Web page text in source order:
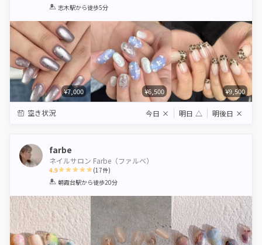
1 2 3 4 5
志木駅から徒歩5分
¥7,000 ¥6,500 ¥9,500
空き状況 今日 × 明日 △ 明後日 ×
farbe
ネイルサロン Farbe（ファルベ）
4.9
1 2 3 4 5
(17件)
朝霞台駅から徒歩20分